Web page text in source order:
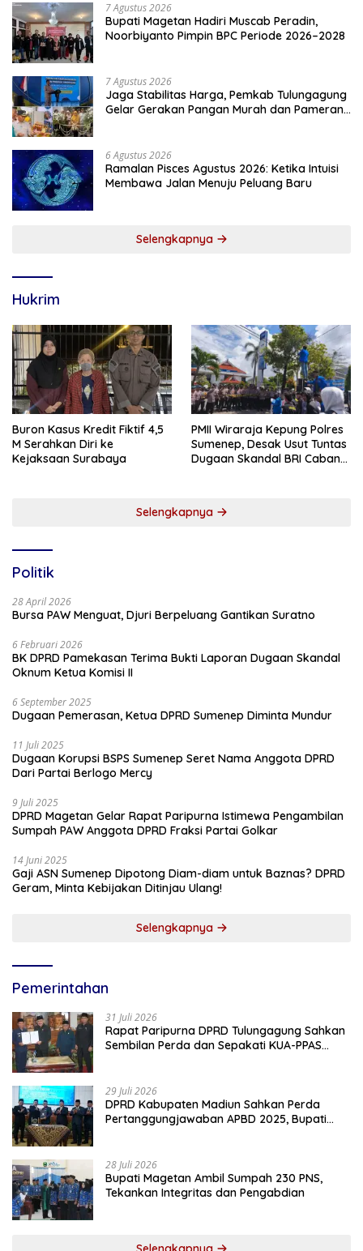
7 Agustus 2026
Bupati Magetan Hadiri Muscab Peradin,
Noorbiyanto Pimpin BPC Periode 2026–2028
7 Agustus 2026
Jaga Stabilitas Harga, Pemkab Tulungagung
Gelar Gerakan Pangan Murah dan Pameran
6 Agustus 2026
Ramalan Pisces Agustus 2026: Ketika Intuisi
Membawa Jalan Menuju Peluang Baru
Selengkapnya
Hukrim
Buron Kasus Kredit Fiktif 4,5
M Serahkan Diri ke
Kejaksaan Surabaya
PMII Wiraraja Kepung Polres
Sumenep, Desak Usut Tuntas
Dugaan Skandal BRI Cabang
Selengkapnya
Politik
28 April 2026
Bursa PAW Menguat, Djuri Berpeluang Gantikan Suratno
6 Februari 2026
BK DPRD Pamekasan Terima Bukti Laporan Dugaan Skandal
Oknum Ketua Komisi II
6 September 2025
Dugaan Pemerasan, Ketua DPRD Sumenep Diminta Mundur
11 Juli 2025
Dugaan Korupsi BSPS Sumenep Seret Nama Anggota DPRD
Dari Partai Berlogo Mercy
9 Juli 2025
DPRD Magetan Gelar Rapat Paripurna Istimewa Pengambilan
Sumpah PAW Anggota DPRD Fraksi Partai Golkar
14 Juni 2025
Gaji ASN Sumenep Dipotong Diam-diam untuk Baznas? DPRD
Geram, Minta Kebijakan Ditinjau Ulang!
Selengkapnya
Pemerintahan
31 Juli 2026
Rapat Paripurna DPRD Tulungagung Sahkan
Sembilan Perda dan Sepakati KUA-PPAS
29 Juli 2026
DPRD Kabupaten Madiun Sahkan Perda
Pertanggungjawaban APBD 2025, Bupati
28 Juli 2026
Bupati Magetan Ambil Sumpah 230 PNS,
Tekankan Integritas dan Pengabdian